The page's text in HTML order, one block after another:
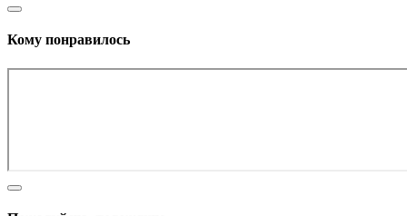
Кому понравилось